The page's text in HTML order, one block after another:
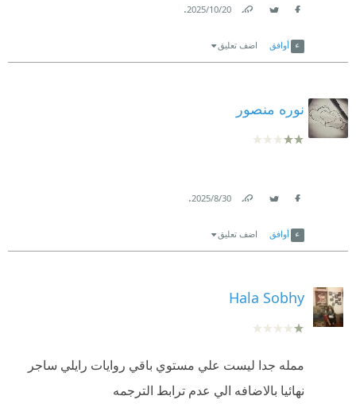
20‏/10‏/2025
.
أوافق اضف تعليق
نوره منصور
30‏/8‏/2025
.
أوافق اضف تعليق
Hala Sobhy
ممله جدا ليست علي مستوي باقي روايات رايلي ساجر
نهائيا بالاضافه الي عدم ترابط الترجمه